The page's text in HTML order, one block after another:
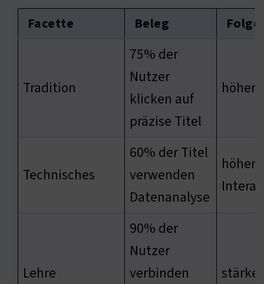
Facette Beleg Folge
Tradition
75% der
Nutzer
klicken auf
präzise Titel
Technisches
60% der Titel
verwenden
Datenanalyse
höhere
Lehre
90% der
Nutzer
verbinden